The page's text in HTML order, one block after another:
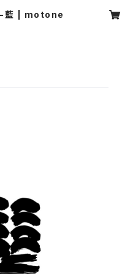
-藍 | motone